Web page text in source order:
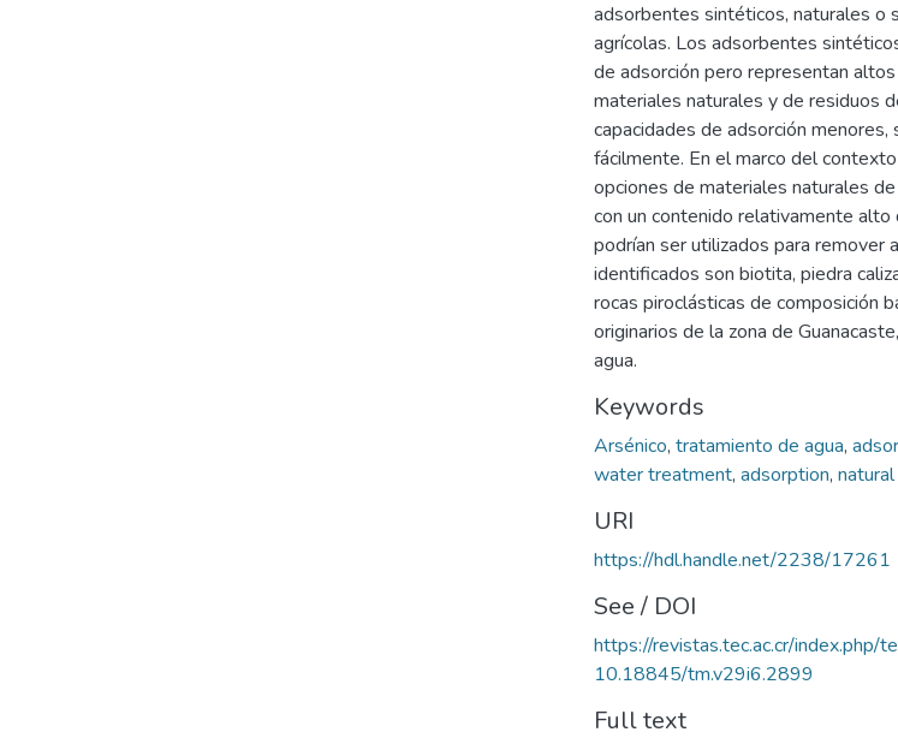
adsorbentes sintéticos, naturales o
agrícolas. Los adsorbentes
de adsorción pero representan
materiales naturales y de residuos
capacidades de adsorción
fácilmente. En el marco del
opciones de materiales naturales
con un contenido relativamente
podrían ser utilizados para remover
identificados son biotita, piedra
rocas piroclásticas de composición
originarios de la zona de
agua.
Keywords
Arsénico, tratamiento de agua,
water treatment, adsorption,
URI
https://hdl.handle.net/2238/17261
See / DOI
https://revistas.tec.ac.cr/index.php/
10.18845/tm.v29i6.2899
Full text